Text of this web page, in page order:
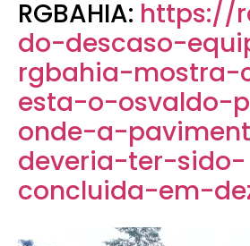
RGBAHIA: https://
do-descaso-
rgbahia-mostra-
esta-o-osvaldo-
onde-a-
deveria-ter-sido-
concluida-em-